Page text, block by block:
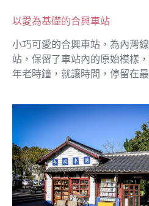
以愛為基礎的合興車站
小巧可愛的合興車站，為內灣
站，保留了車站內的原始模樣
年老時鐘，就讓時間，停留在